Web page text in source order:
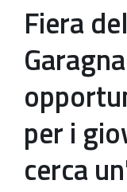
Fiera
per i
cerca